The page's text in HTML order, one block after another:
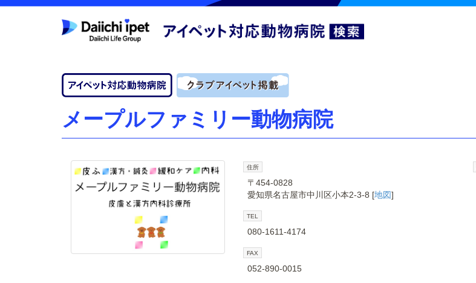
メープルファミリー動物病院
住所
〒454-0828
愛知県名古屋市中川区小本2-3-8 [地図]
TEL
080-1611-4174
FAX
052-890-0015